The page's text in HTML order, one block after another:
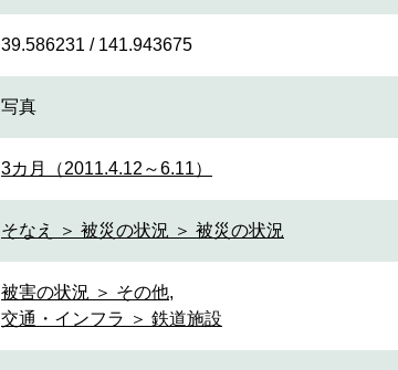
39.586231 / 141.943675
写真
3カ月（2011.4.12～6.11）
そなえ ＞ 被災の状況 ＞ 被災の状況
被害の状況 ＞ その他,
交通・インフラ ＞ 鉄道施設